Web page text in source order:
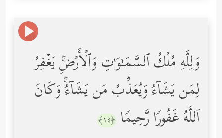
وَلِلَّهِ مُلۡكُ ٱلسَّمَـٰوَ ٰ⁠تِ وَٱلۡأَرۡضِۚ یَغۡفِرُ
لِمَن یَشَاۤءُ وَیُعَذِّبُ مَن یَشَاۤءُۚ وَكَانَ
ٱللَّهُ غَفُورࣰا رَّحِیمࣰا ﴿١٤﴾